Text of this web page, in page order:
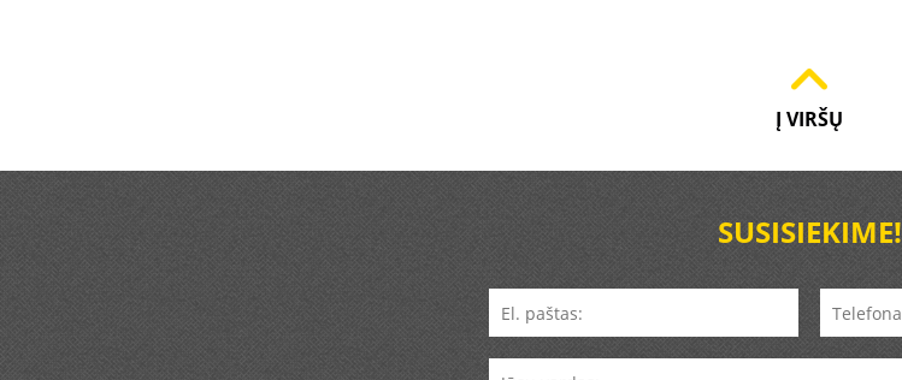
Į VIRŠŲ
SUSISIEKIME!